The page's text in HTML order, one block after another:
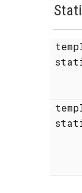
false >